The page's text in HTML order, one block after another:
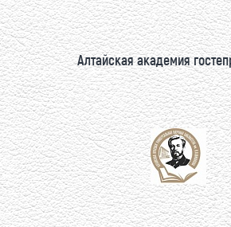
Алтайская академия